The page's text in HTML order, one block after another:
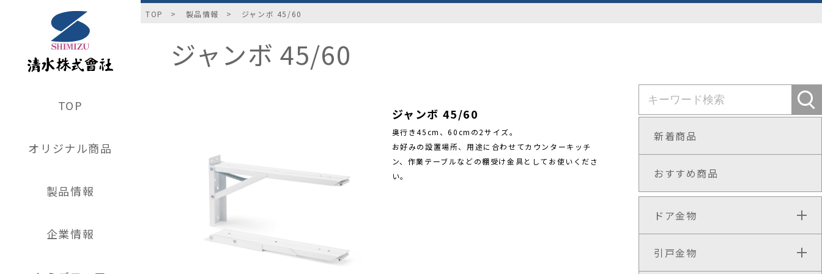
TOP
オリジナル商品
製品情報
企業情報
TOP 製品情報 ジャンボ 45/60
ジャンボ 45/60
ジャンボ 45/60
奥行き45cm、60cmの2サイズ。
お好みの設置場所、用途に合わせてカウンターキッチ
ン、作業テーブルなどの棚受け金具としてお使いくださ
い。
新着商品
おすすめ商品
ドア金物
引戸金物